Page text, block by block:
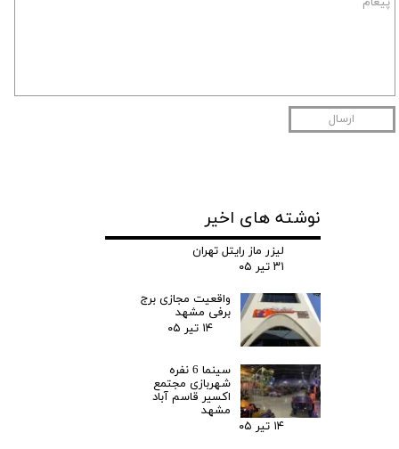
ارسال
نوشته های اخیر
لیزر ماز رایتل تهران
۳۱ تیر ۰۵
واقعیت مجازی برج
برفی مشهد
۱۴ تیر ۰۵
سینما 6 نفره
شهربازی مجتمع
اکسیر قاسم آباد
مشهد
۱۴ تیر ۰۵